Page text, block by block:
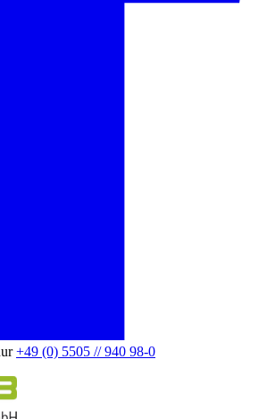
+49 (0) 5505 // 940 98-0